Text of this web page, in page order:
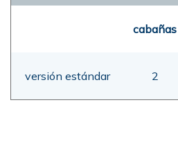
cabañas
versión estándar 2